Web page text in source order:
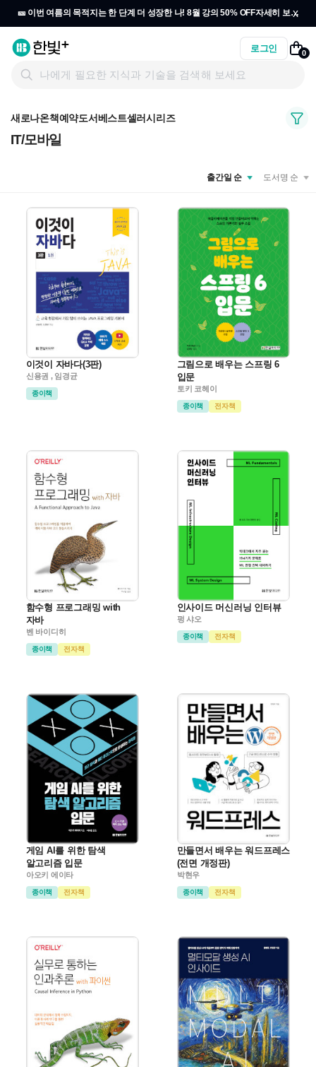
🎫 이번 여름의 목적지는 한 단계 더 성장한 나! 8월 강의 50% OFF자세히 보기
x
로그인 0
새로나온책예약도서베스트셀러시리즈
IT/모바일
도서명 순
출간일 순
이것이 자바다(3판)
신용권 , 임경균
종이책
그림으로 배우는 스프링 6
입문
토키 코헤이
종이책 전자책
함수형 프로그래밍 with
자바
벤 바이디히
종이책 전자책
인사이드 머신러닝 인터뷰
펑 샤오
종이책 전자책
게임 AI를 위한 탐색
알고리즘 입문
아오키 에이타
종이책 전자책
만들면서 배우는 워드프레스
(전면 개정판)
박현우
종이책 전자책